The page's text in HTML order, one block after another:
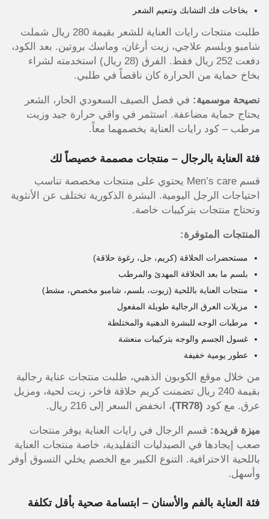
بخاخات فك التشابك وتنعيم الشعر
طلبت منتجات رايات العناية للشعر بقيمة 280 ريال شملت
شامبو وبلسم علاجي، زيت أرغان، وماسك بروتين. بعد الكود،
دفعت 252 ريال فقط. الفرق (28 ريال) استخدمته لشراء
بخاخ حماية من الحرارة كان ناقصاً في طلبي.
نصيحة موسمية: في فصل الصيف السعودي الحار، الشعر
يحتاج حماية مضاعفة. استثمر في واقي حرارة جيد وزيت
مرطب – كود رايات العناية يخصمهما معاً.
فئة العناية بالرجال – منتجات مصممة خصيصاً لك
قسم Men’s care يحتوي على منتجات مخصصة تناسب
احتياجات الرجل اليومية. البشرة الذكورية تختلف عن الأنثوية
وتحتاج منتجات بتركيبات خاصة.
المنتجات المتوفرة:
مستحضرات الحلاقة (كريم، جل، رغوة حلاقة)
بلسم ما بعد الحلاقة المهدئ والمرطب
منتجات العناية باللحية (زيوت، بلسم، شامبو مخصص، مشط)
مزيلات العرق الرجالية طويلة المفعول
مرطبات الوجه للبشرة الدهنية والمختلطة
غسول الجسم والوجه بتركيبات منعشة
عطور يومية خفيفة
من خلال موقع الكوبون الذهبي، طلبت منتجات عناية رجالية
بقيمة 240 ريال تضمنت كريم حلاقة فاخر، زيت لحية، ومزيل
عرق. مع كود (TR78) ، انخفض السعر إلى 216 ريال.
ميزة فريدة: قسم الرجال في رايات العناية يوفر منتجات
صعب إيجادها في الصيدليات التقليدية، خاصة منتجات العناية
باللحية الاحترافية. التنوع الكبير مع الخصم يخلي التسوق أوفر
وأسهل.
فئة العناية بالفم والأسنان – ابتسامة صحية بأقل تكلفة